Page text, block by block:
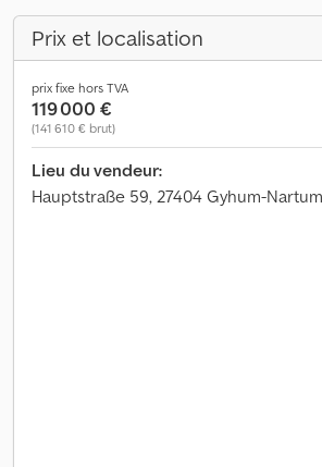
Prix et localisation
prix fixe hors TVA
119 000 €
(141 610 € brut)
Lieu du vendeur:
Hauptstraße 59, 27404 Gyhum-